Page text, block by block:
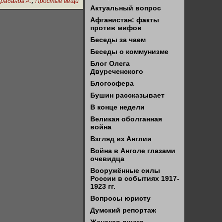
Актуальный вопрос
Афганистан: факты
против мифов
Беседы за чаем
Беседы о коммунизме
Блог Олега
Двуреченского
Блогосфера
Бушин рассказывает
В конце недели
Великая оболганная
война
Взгляд из Англии
Война в Анголе глазами
очевидца
Вооружённые силы
России в событиях 1917-
1923 гг.
Вопросы юристу
Думский репортаж